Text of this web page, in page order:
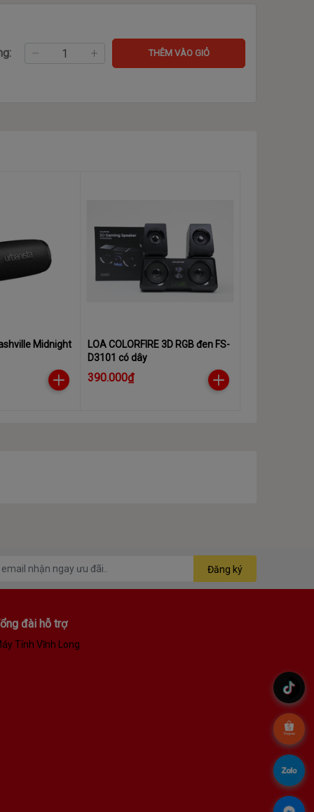
đáo sẽ tạo thêm nét ngầu cho diện mạo hàng
THÊM VÀO GIỎ
Midnight
LOA COLORFIRE 3D RGB đen FS-
D3101 có dây
390.000₫
Đăng ký
đài hỗ trợ
Tính Vĩnh Long
.
.
.